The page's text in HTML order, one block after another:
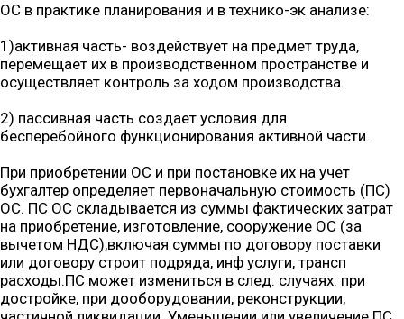
ОС в практике планирования и в технико-эк анализе:
1)активная часть- воздействует на предмет труда,
перемещает их в производственном пространстве и
осуществляет контроль за ходом производства.
2) пассивная часть создает условия для
бесперебойного функционирования активной части.
При приобретении ОС и при постановке их на учет
бухгалтер определяет первоначальную стоимость (ПС)
ОС. ПС ОС складывается из суммы фактических затрат
на приобретение, изготовление, сооружение ОС (за
вычетом НДС),включая суммы по договору поставки
или договору строит подряда, инф услуги, трансп
расходы.ПС может измениться в след. случаях: при
достройке, при дооборудовании, реконструкции,